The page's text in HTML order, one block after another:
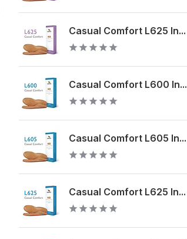
Casual Comfort L625 In...
Casual Comfort L600 In...
Casual Comfort L605 In...
Casual Comfort L625 In...